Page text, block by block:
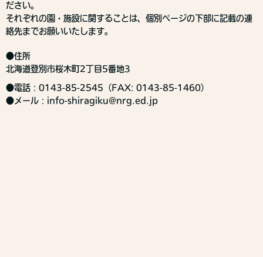
ださい。
それぞれの園・施設に関することは、個別ページの下部に記載の連
絡先までお願いいたします。
●住所
北海道登別市桜木町2丁目5番地3
●電話：0143-85-2545（FAX: 0143-85-1460）
●メール：info-shiragiku@nrg.ed.jp